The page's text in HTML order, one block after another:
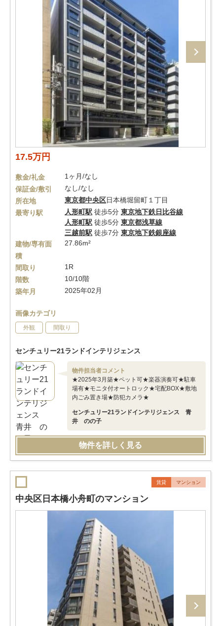
17.5万円
敷金/礼金
1ヶ月/なし
保証金/敷引
なし/なし
所在地
東京都中央区日本橋堀留町１丁目
最寄り駅
人形町駅 徒歩5分 東京地下鉄日比谷線
人形町駅 徒歩5分 東京都浅草線
三越前駅 徒歩7分 東京地下鉄銀座線
建物/専有面
積
27.86m²
間取り
1R
階数
10/10階
築年月
2025年02月
画像カテゴリ
外観 間取り
センチュリー21ランドインテリジェンス
物件担当者コメント
★2025年3月築★ペット可★楽器演奏可★駐車
場有★モニタ付オートロック★宅配BOX★敷地
内ごみ置き場★防犯カメラ★
センチュリー21ランドインテリジェンス 青
井 のの子
物件を詳しく見る
賃貸 マンション
中央区日本橋小舟町のマンション